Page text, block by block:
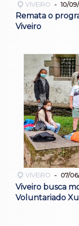
VIVEIRO 10/
Remata o
Viveiro
VIVEIRO 07/
Viveiro busca
Voluntariado